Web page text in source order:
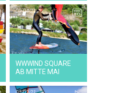
15-04-21
NEWS
WWWIND SQUARE
AB MITTE MAI
09-04-21